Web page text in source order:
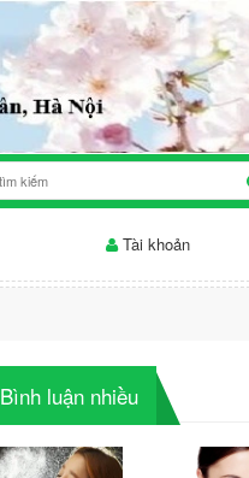
Nguyên Nhân Gây Mụn và
Tài khoản
Bình luận nhiều